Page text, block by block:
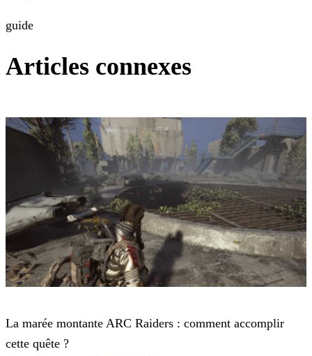
guide
Articles connexes
La marée montante ARC Raiders : comment accomplir
cette quête ?